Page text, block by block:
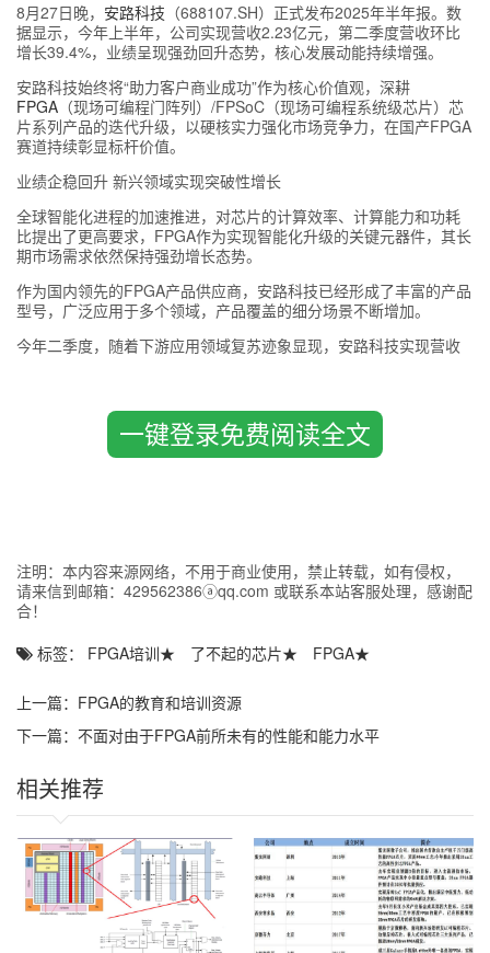
8月27日晚， 安路科技 （688107.SH）正式发布2025年半年报。数
据显示，今年上半年，公司实现营收2.23亿元，第二季度营收环比
增长39.4%，业绩呈现强劲回升态势，核心发展动能持续增强。
安路科技始终将“助力客户商业成功”作为核心价值观，深耕
FPGA （现场可编程门阵列）/FPSoC（现场可编程系统级芯片）芯
片系列产品的迭代升级，以硬核实力强化市场竞争力，在国产FPGA
赛道持续彰显标杆价值。
业绩企稳回升 新兴领域实现突破性增长
全球智能化进程的加速推进，对芯片的计算效率、计算能力和功耗
比提出了更高要求，FPGA作为实现智能化升级的关键元器件，其长
期市场需求依然保持强劲增长态势。
作为国内领先的FPGA产品供应商，安路科技已经形成了丰富的产品
型号，广泛应用于多个领域，产品覆盖的细分场景不断增加。
今年二季度，随着下游应用领域复苏迹象显现，安路科技实现营收
不仅如此，安路科技不断实现新兴领域的显著突破。在电力与新能
源市场中，受益于智能电网建设与新能源并网调度需求攀升及国产
化替代加速，安路科技凭借稳定的产品性能与快速的技术支持，该
研发持续加码 产品矩阵与生态建设双升级
对于深耕FPGA的企业而言，技术创新永远是拓展应用场景、构筑行
将研发创新作为核心发展战略。
77.84%，较上年同期提升17.28个百分点。截至2025年6月30日，
申请知识产权47项，其中发明专利37项。
在研项目方面，安路科技并行推进包括新一代FPGA、低功耗与高性
能FPSoC、车规芯片等在内的五大研发方向。目前，国产28nm工艺
FPGA芯片多个型号已实现量产出货；面向智算服务器的新一代
FPGA芯片也已与重点客户达成合作意向；车规级芯片严格遵循
AEC-Q100标准，部分产品已批量供货并成功应用于车载系统。
此外，安路科技不断加强应用生态建设。截至报告期末，公司累计
推出超过200个IP及参考设计，覆盖以太网、信号处理、工业控制、
音视频等应用领域，显著降低客户开发门槛、缩短产品上市周期。
一键登录免费阅读全文
注明：本内容来源网络，不用于商业使用，禁止转载，如有侵权，
请来信到邮箱：429562386ⓐqq.com 或联系本站客服处理，感谢配
合！
标签： FPGA培训★ 了不起的芯片★ FPGA★
上一篇： FPGA的教育和培训资源
下一篇： 不面对由于FPGA前所未有的性能和能力水平
相关推荐